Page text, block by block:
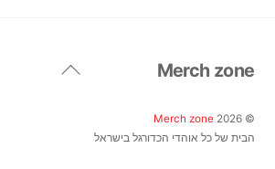
את
המוצר
Back
Merch zone
©
Merch zone2026
הבית של כל אוהדי הכדורגל בישראל